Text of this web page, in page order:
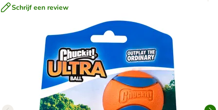
Schrijf een review